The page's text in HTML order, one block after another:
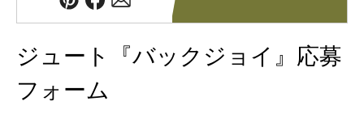
ジュート『バックジョイ』応募
フォーム